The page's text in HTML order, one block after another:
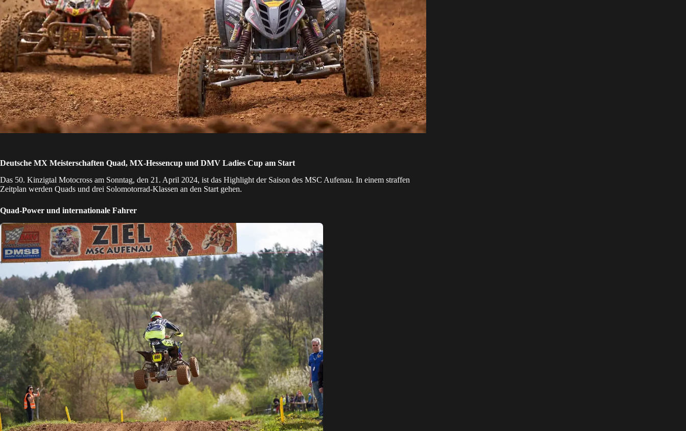
Deutsche MX Meisterschaften Quad, MX-Hessencup und DMV Ladies Cup am Start
Das 50. Kinzigtal Motocross am Sonntag, den 21. April 2024, ist das Highlight der Saison des MSC Aufenau. In einem straffen
Zeitplan werden Quads und drei Solomotorrad-Klassen an den Start gehen.
Quad-Power und internationale Fahrer